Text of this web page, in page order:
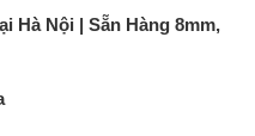
Hà Nội | Sẵn Hàng 8mm,